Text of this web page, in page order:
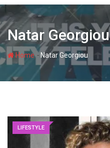
Natar Georgiou
Home- Natar Georgiou
LIFESTYLE